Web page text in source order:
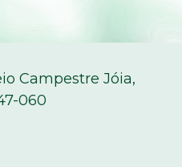
Campestre Jóia,
060